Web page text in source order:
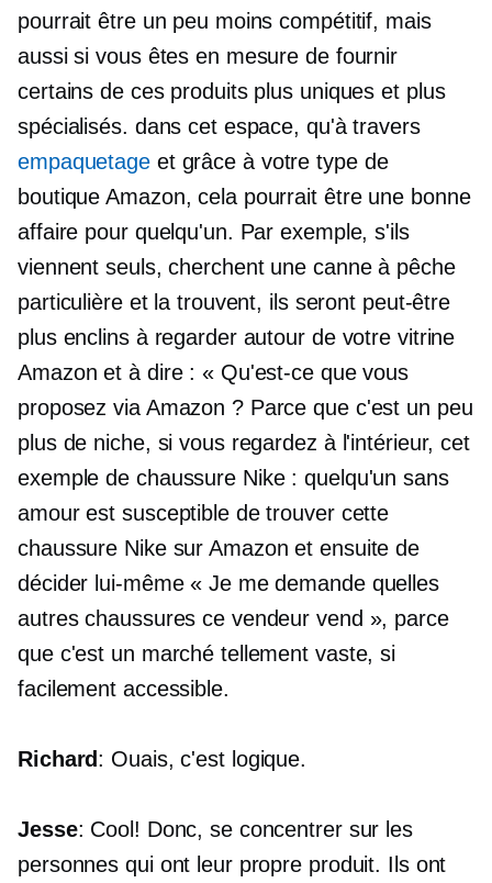
pourrait être un peu moins compétitif, mais
aussi si vous êtes en mesure de fournir
certains de ces produits plus uniques et plus
spécialisés. dans cet espace, qu'à travers
empaquetageet grâce à votre type de
boutique Amazon, cela pourrait être une bonne
affaire pour quelqu'un. Par exemple, s'ils
viennent seuls, cherchent une canne à pêche
particulière et la trouvent, ils seront peut-être
plus enclins à regarder autour de votre vitrine
Amazon et à dire : « Qu'est-ce que vous
proposez via Amazon ? Parce que c'est un peu
plus de niche, si vous regardez à l'intérieur, cet
exemple de chaussure Nike : quelqu'un sans
amour est susceptible de trouver cette
chaussure Nike sur Amazon et ensuite de
décider lui-même « Je me demande quelles
autres chaussures ce vendeur vend », parce
que c'est un marché tellement vaste, si
facilement accessible.
Richard: Ouais, c'est logique.
Jesse: Cool! Donc, se concentrer sur les
personnes qui ont leur propre produit. Ils ont